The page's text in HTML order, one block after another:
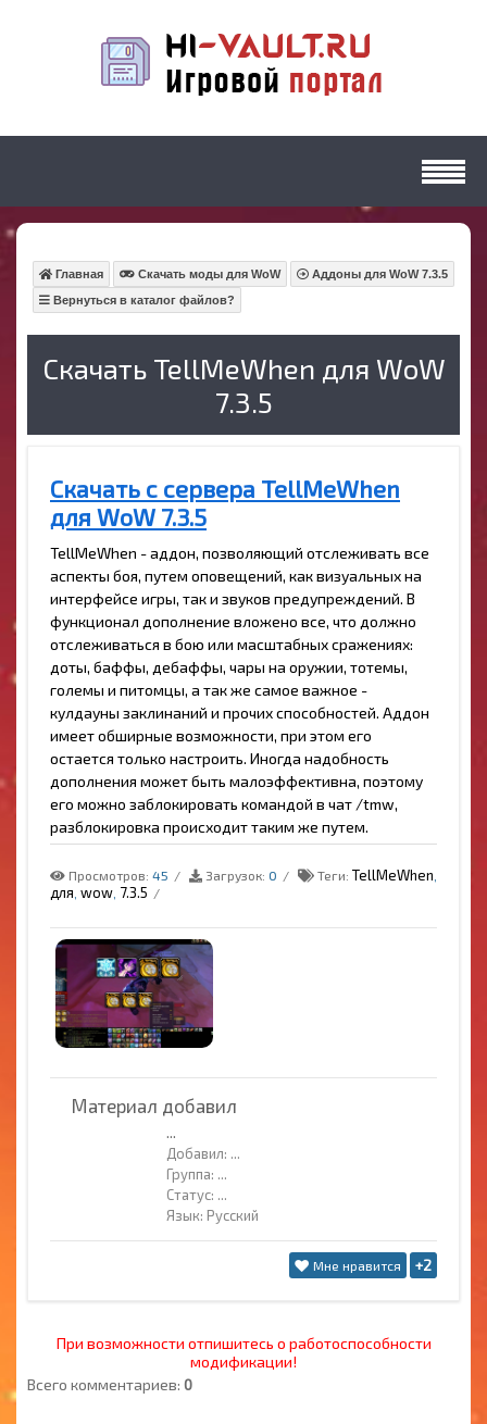
Главная Скачать моды для WoW
Аддоны для WoW 7.3.5
Вернуться в каталог файлов?
Скачать TellMeWhen для WoW
7.3.5
Скачать с сервера TellMeWhen
для WoW 7.3.5
TellMeWhen - аддон, позволяющий отслеживать все
аспекты боя, путем оповещений, как визуальных на
интерфейсе игры, так и звуков предупреждений. В
функционал дополнение вложено все, что должно
отслеживаться в бою или масштабных сражениях:
доты, баффы, дебаффы, чары на оружии, тотемы,
големы и питомцы, а так же самое важное -
кулдауны заклинаний и прочих способностей. Аддон
имеет обширные возможности, при этом его
остается только настроить. Иногда надобность
дополнения может быть малоэффективна, поэтому
его можно заблокировать командой в чат /tmw,
разблокировка происходит таким же путем.
Просмотров: 45 Загрузок: 0 Теги: TellMeWhen
для wow 7.3.5
Материал добавил
...
Добавил: ...
Группа: ...
Статус: ...
Язык: Русский
Мне нравится +2
При возможности отпишитесь о работоспособности
модификации!
Всего комментариев: 0